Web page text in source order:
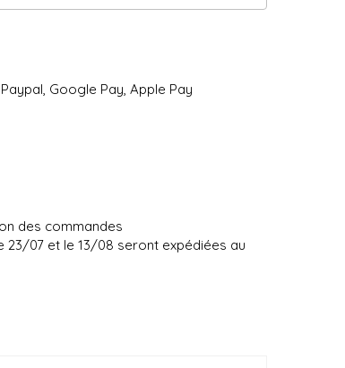
Google Pay, Apple Pay
des commandes
23/07 et le 13/08 seront expédiées au